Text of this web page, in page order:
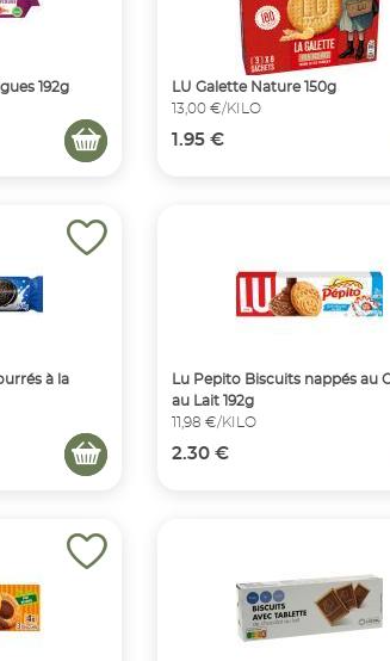
192g
LU Galette Nature 150g
13,00 €/KILO
1.95 €
à la
Lu Pepito Biscuits nappés au
au Lait 192g
11,98 €/KILO
2.30 €